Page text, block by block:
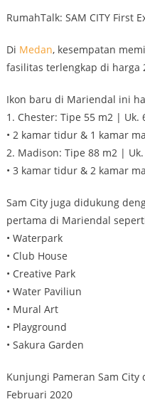
RumahTalk: SAM CITY First
Di Medan, kesempatan
fasilitas terlengkap di harga
Ikon baru di Mariendal ini
1. Chester: Tipe 55 m2 | Uk.
• 2 kamar tidur & 1 kamar
2. Madison: Tipe 88 m2 |
• 3 kamar tidur & 2 kamar
Sam City juga didukung
pertama di Mariendal
• Waterpark
• Club House
• Creative Park
• Water Paviliun
• Mural Art
• Playground
• Sakura Garden
Kunjungi Pameran Sam City
Februari 2020